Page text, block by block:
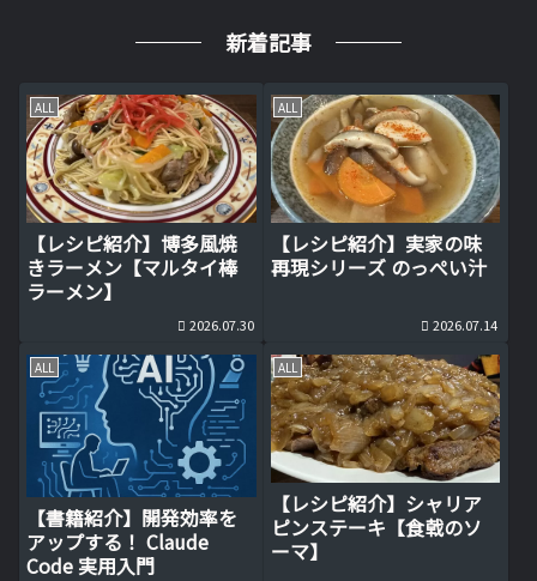
新着記事
ALL
【レシピ紹介】博多風焼
きラーメン【マルタイ棒
ラーメン】
2026.07.30
ALL
【レシピ紹介】実家の味
再現シリーズ のっぺい汁
2026.07.14
ALL
【書籍紹介】開発効率を
アップする！ Claude
Code 実用入門
ALL
【レシピ紹介】シャリア
ピンステーキ【食戟のソ
ーマ】